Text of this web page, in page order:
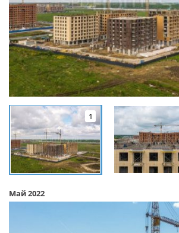
1
Май 2022